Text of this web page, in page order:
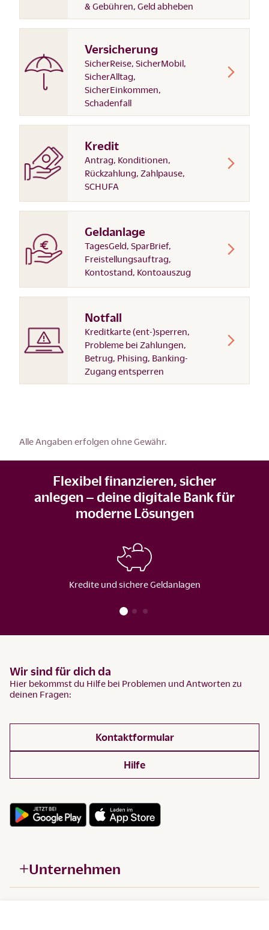
& Gebühren, Geld abheben
Versicherung
SicherReise, SicherMobil,
SicherAlltag,
SicherEinkommen,
Schadenfall
Kredit
Antrag, Konditionen,
Rückzahlung, Zahlpause,
SCHUFA
Geldanlage
TagesGeld, SparBrief,
Freistellungsauftrag,
Kontostand, Kontoauszug
Notfall
Kreditkarte (ent-)sperren,
Probleme bei Zahlungen,
Betrug, Phising, Banking-
Zugang entsperren
Alle Angaben erfolgen ohne Gewähr.
Flexibel finanzieren, sicher
anlegen – deine digitale Bank für
moderne Lösungen
Kredite und sichere Geldanlagen
Wir sind für dich da
Hier bekommst du Hilfe bei Problemen und Antworten zu
deinen Fragen:
Kontaktformular
Hilfe
Unternehmen